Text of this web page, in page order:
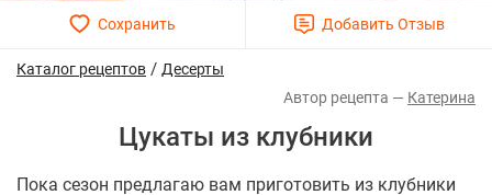
Каталог рецептов / Десерты
Катерина
Цукаты из клубники
Пока сезон предлагаю вам приготовить из клубники